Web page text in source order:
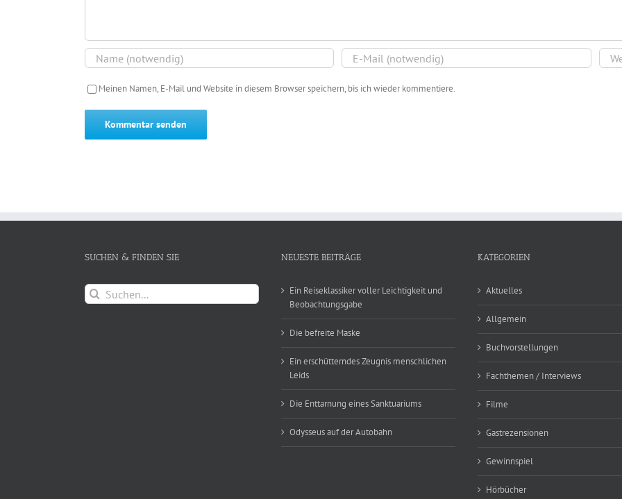
Meinen Namen, E-Mail und Website in diesem Browser speichern, bis ich wieder kommentiere.
SUCHEN & FINDEN SIE
Suche
nach:
NEUESTE BEITRÄGE
Ein Reiseklassiker voller Leichtigkeit und
Beobachtungsgabe
Die befreite Maske
Ein erschütterndes Zeugnis menschlichen
Leids
Die Enttarnung eines Sanktuariums
Odysseus auf der Autobahn
KATEGORIEN
Aktuelles
Allgemein
Buchvorstellungen
Fachthemen / Interviews
Filme
Gastrezensionen
Gewinnspiel
Hörbücher